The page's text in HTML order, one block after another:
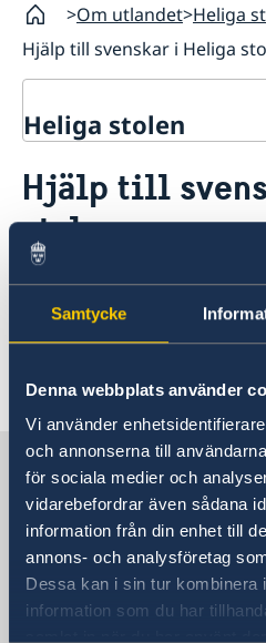
Samtycke
Denna webbplats använder
Vi använder
och annonserna till
för sociala medier och
vidarebefordrar även sådana
information från din enhet till
annons- och analysföretag
Dessa kan i sin tur kombinera
information som du har
Om utlandet Heliga
Hjälp till svenskar i Heliga
Heliga stolen
Hjälp till svenskar i
Rösta i Heliga stolen
Pass utomlands
Reseinformation
Ambassadens
Hjälp till
stolen
Generella frågor
utomlands
Frågor och svar om
utomlands - på
På regeringen.se finns
information som gäller
på vanliga frågor om
utomlands. För vissa
ytterligare villkor.
Hjälp till svenskar
Sverige i Heliga
Svenska
landet